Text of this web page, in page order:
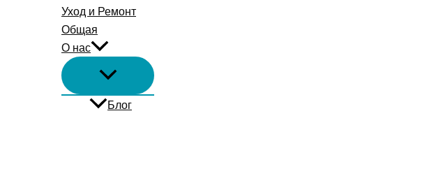
Уход и Ремонт
Общая
О нас
Блог